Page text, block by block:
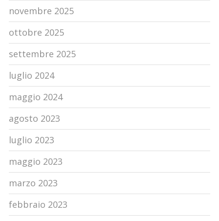
novembre 2025
ottobre 2025
settembre 2025
luglio 2024
maggio 2024
agosto 2023
luglio 2023
maggio 2023
marzo 2023
febbraio 2023